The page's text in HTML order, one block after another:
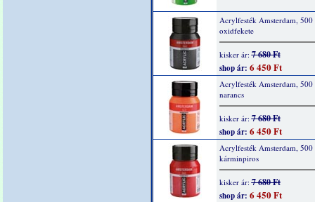
Acrylfesték Amsterdam, 500
oxidfekete
kisker ár:7 680 Ft
shop ár: 6 450 Ft
Acrylfesték Amsterdam, 500
narancs
kisker ár:7 680 Ft
shop ár: 6 450 Ft
Acrylfesték Amsterdam, 500
kárminpiros
kisker ár:7 680 Ft
shop ár: 6 450 Ft